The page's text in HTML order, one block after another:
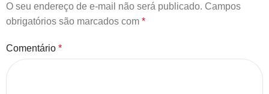
O seu endereço de e-mail não será publicado. Campos
obrigatórios são marcados com *
Comentário *